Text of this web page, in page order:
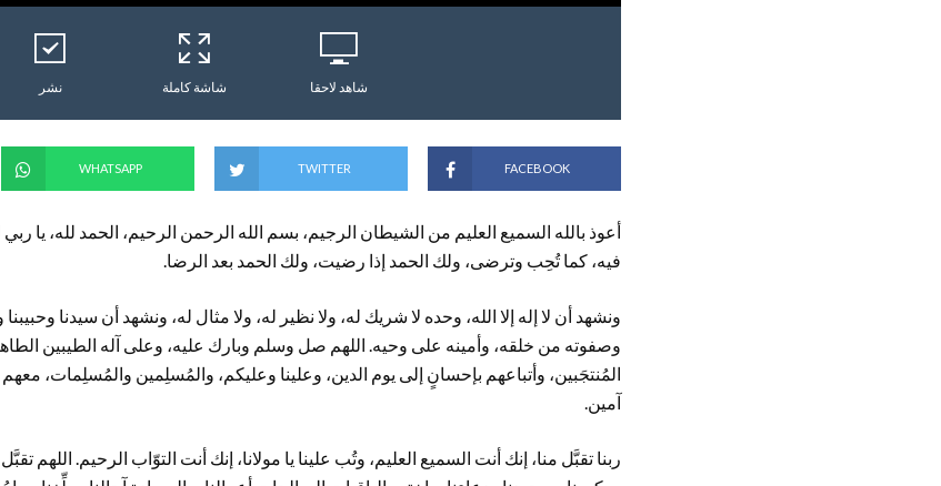
شاهد لاحقا شاشة كاملة نشر
FACEBOOK
TWITTER
WHATSAPP
أعوذ بالله السميع العليم من الشيطان الرجيم، بسم الله الرحمن الرحيم، الحمد لله، يا ربي
فيه، كما تُحِب وترضى، ولك الحمد إذا رضيت، ولك الحمد بعد الرضا.
ونشهد أن لا إله إلا الله، وحده لا شريك له، ولا نظير له، ولا مثال له، ونشهد أن سيدنا
وصفوته من خلقه، وأمينه على وحيه. اللهم صل وسلم وبارك عليه، وعلى آله الطيبين
المُنتجَبين، وأتباعهم بإحسانٍ إلى يوم الدين، وعلينا وعليكم، والمُسلِمين والمُسلِمات،
آمين.
ربنا تقبَّل منا، إنك أنت السميع العليم، وتُب علينا يا مولانا، إنك أنت التوّاب الرحيم. اللهم